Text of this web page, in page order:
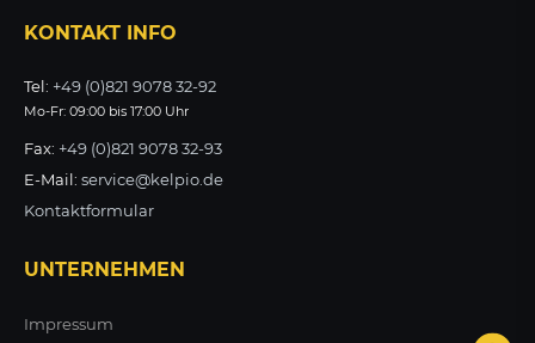
ZUM PRODUKT
KONTAKT INFO
Tel: +49 (0)821 9078 32-92
Mo-Fr: 09:00 bis 17:00 Uhr
Fax: +49 (0)821 9078 32-93
E-Mail: service@kelpio.de
Kontaktformular
UNTERNEHMEN
Impressum